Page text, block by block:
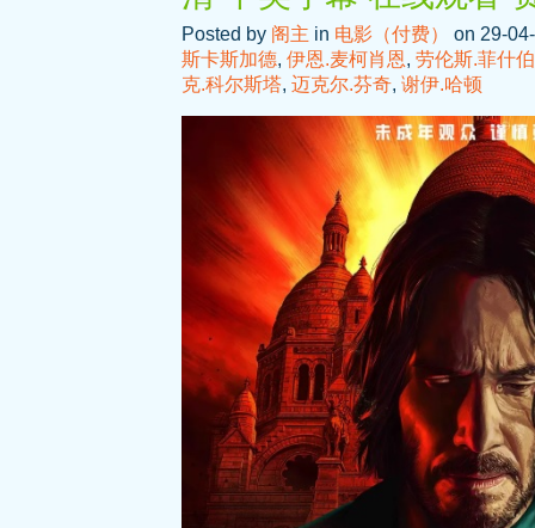
Posted by 阁主 in 电影（付费）
on 29-
斯卡斯加德, 伊恩.麦柯肖恩, 劳伦斯.菲什
克.科尔斯塔, 迈克尔.芬奇, 谢伊.哈顿